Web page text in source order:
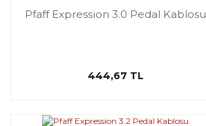
Pfaff Expression 3.0 Pedal Kablosu
444,67 TL